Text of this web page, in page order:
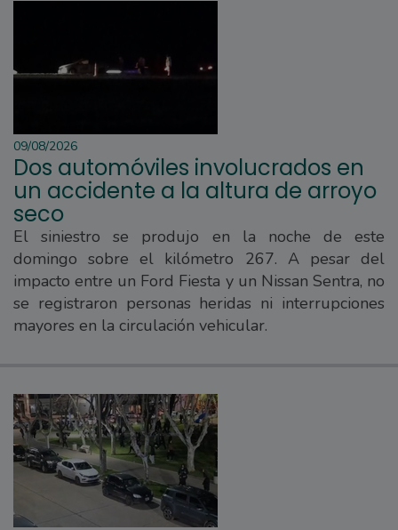
09/08/2026
Dos automóviles involucrados en
un accidente a la altura de arroyo
seco
El siniestro se produjo en la noche de este
domingo sobre el kilómetro 267. A pesar del
impacto entre un Ford Fiesta y un Nissan Sentra, no
se registraron personas heridas ni interrupciones
mayores en la circulación vehicular.